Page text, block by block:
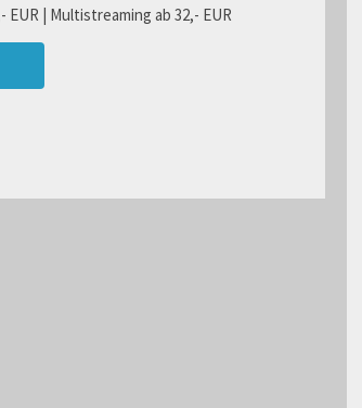
EUR | Multistreaming ab 32,- EUR